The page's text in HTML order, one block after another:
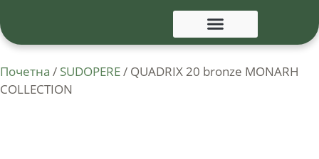
Почетна / SUDOPERE/ QUADRIX 20 bronze MONARH
COLLECTION